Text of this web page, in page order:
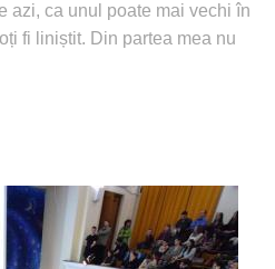
azi, ca unul poate mai vechi în
fi liniștit. Din partea mea nu